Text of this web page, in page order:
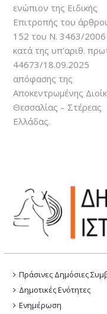
ενώπιον της Ειδικής
Επιτροπής του
152 του Ν. 3463/2006
κατά της υπ’αριθ.
44673/18.09.2025
απόφασης της
Αποκεντρωμένης
Θεσσαλίας – Στέρεας
Ελλάδας.
Πράσινες Δημόσιες
Δημοτικές Ενότητες
Ενημέρωση